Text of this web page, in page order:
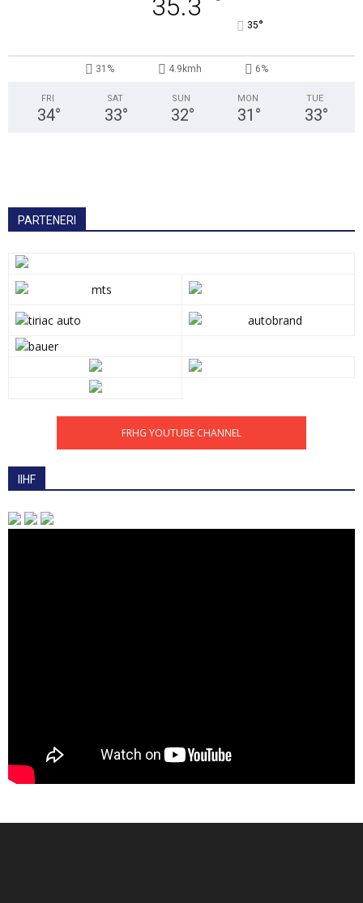
35.3
35°
31% 4.9kmh 6%
FRI
34°
SAT
33°
SUN
32°
MON
31 °
TUE
33°
PARTENERI
FRHG YOUTUBE CHANNEL
IIHF